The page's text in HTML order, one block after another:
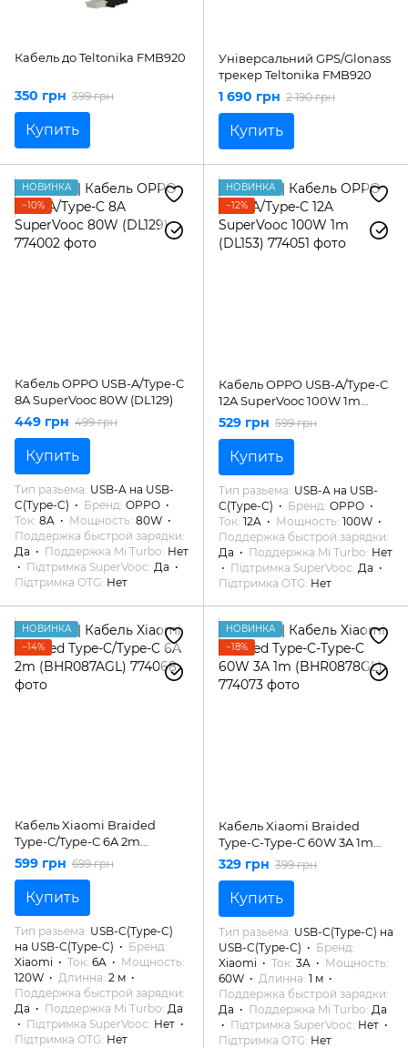
Кабель до Teltonika FMB920
350 грн 399 грн
Купить
Універсальний GPS/Glonass
трекер Teltonika FMB920
1 690 грн 2 190 грн
Купить
НОВИНКА
−10%
Кабель OPPO USB-A/Type-C
8A SuperVooc 80W (DL129)
449 грн 499 грн
Купить
Тип разьема USB-A на USB-
C(Type-C)
Бренд OPPO
Ток 8A Мощность 80W
Поддержка быстрой зарядки
Да
Поддержка Mi Turbo Нет
Підтримка SuperVooc Да
Підтримка OTG Нет
НОВИНКА
−12%
Кабель OPPO USB-A/Type-C
12A SuperVooc 100W 1m
(DL153)
529 грн 599 грн
Купить
Тип разьема USB-A на USB-
C(Type-C)
Бренд OPPO
Ток 12A Мощность 100W
Поддержка быстрой зарядки
Да
Поддержка Mi Turbo Нет
Підтримка SuperVooc Да
Підтримка OTG Нет
НОВИНКА
−14%
Кабель Xiaomi Braided
Type-C/Type-C 6A 2m
(BHR087AGL)
599 грн 699 грн
Купить
Тип разьема USB-C(Type-C)
на USB-C(Type-C)
Бренд
Xiaomi
Ток 6A
Мощность
120W
Длинна 2 м
Поддержка быстрой зарядки
Да
Поддержка Mi Turbo Да
Підтримка SuperVooc Нет
Підтримка OTG Нет
НОВИНКА
−18%
Кабель Xiaomi Braided
Type-C-Type-C 60W 3A 1m
(BHR0878GL)
329 грн 399 грн
Купить
Тип разьема USB-C(Type-C) на
USB-C(Type-C)
Бренд
Xiaomi
Ток 3A
Мощность
60W
Длинна 1 м
Поддержка быстрой зарядки
Да
Поддержка Mi Turbo Да
Підтримка SuperVooc Нет
Підтримка OTG Нет